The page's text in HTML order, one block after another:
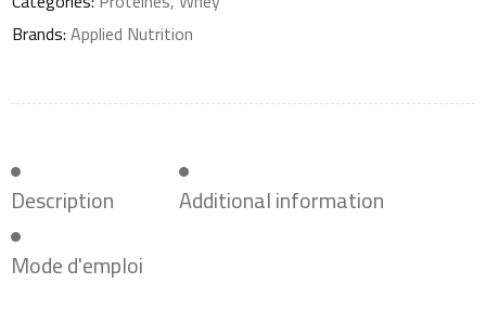
Brands:Applied Nutrition
Description
Additional information
Mode d'emploi